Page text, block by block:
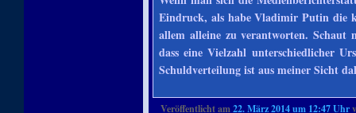
Eindruck, als habe Vladimir Putin die
allem alleine zu verantworten. Schaut
dass eine Vielzahl unterschiedlicher
Schuldverteilung ist aus meiner Sicht
Veröffentlicht am22. März 2014 um 12:47 Uhr